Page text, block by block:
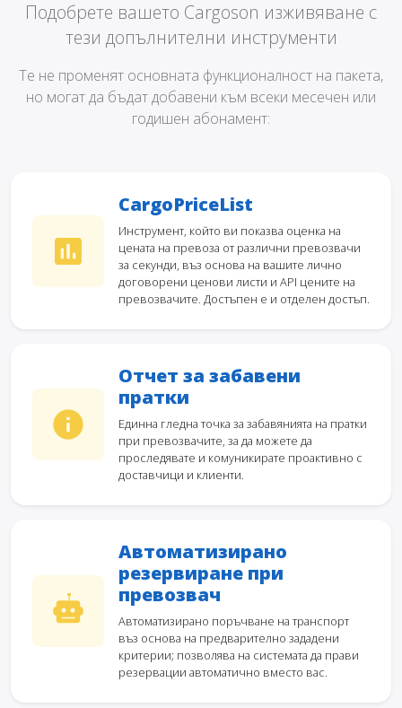
Подобрете вашето Cargoson изживяване с
тези допълнителни инструменти
Те не променят основната функционалност на пакета,
но могат да бъдат добавени към всеки месечен или
годишен абонамент:
CargoPriceList
Инструмент, който ви показва оценка на
цената на превоза от различни превозвачи
за секунди, въз основа на вашите лично
договорени ценови листи и API цените на
превозвачите. Достъпен е и отделен достъп.
Отчет за забавени
пратки
Единна гледна точка за забавянията на пратки
при превозвачите, за да можете да
проследявате и комуникирате проактивно с
доставчици и клиенти.
Автоматизирано
резервиране при
превозвач
Автоматизирано поръчване на транспорт
въз основа на предварително зададени
критерии; позволява на системата да прави
резервации автоматично вместо вас.